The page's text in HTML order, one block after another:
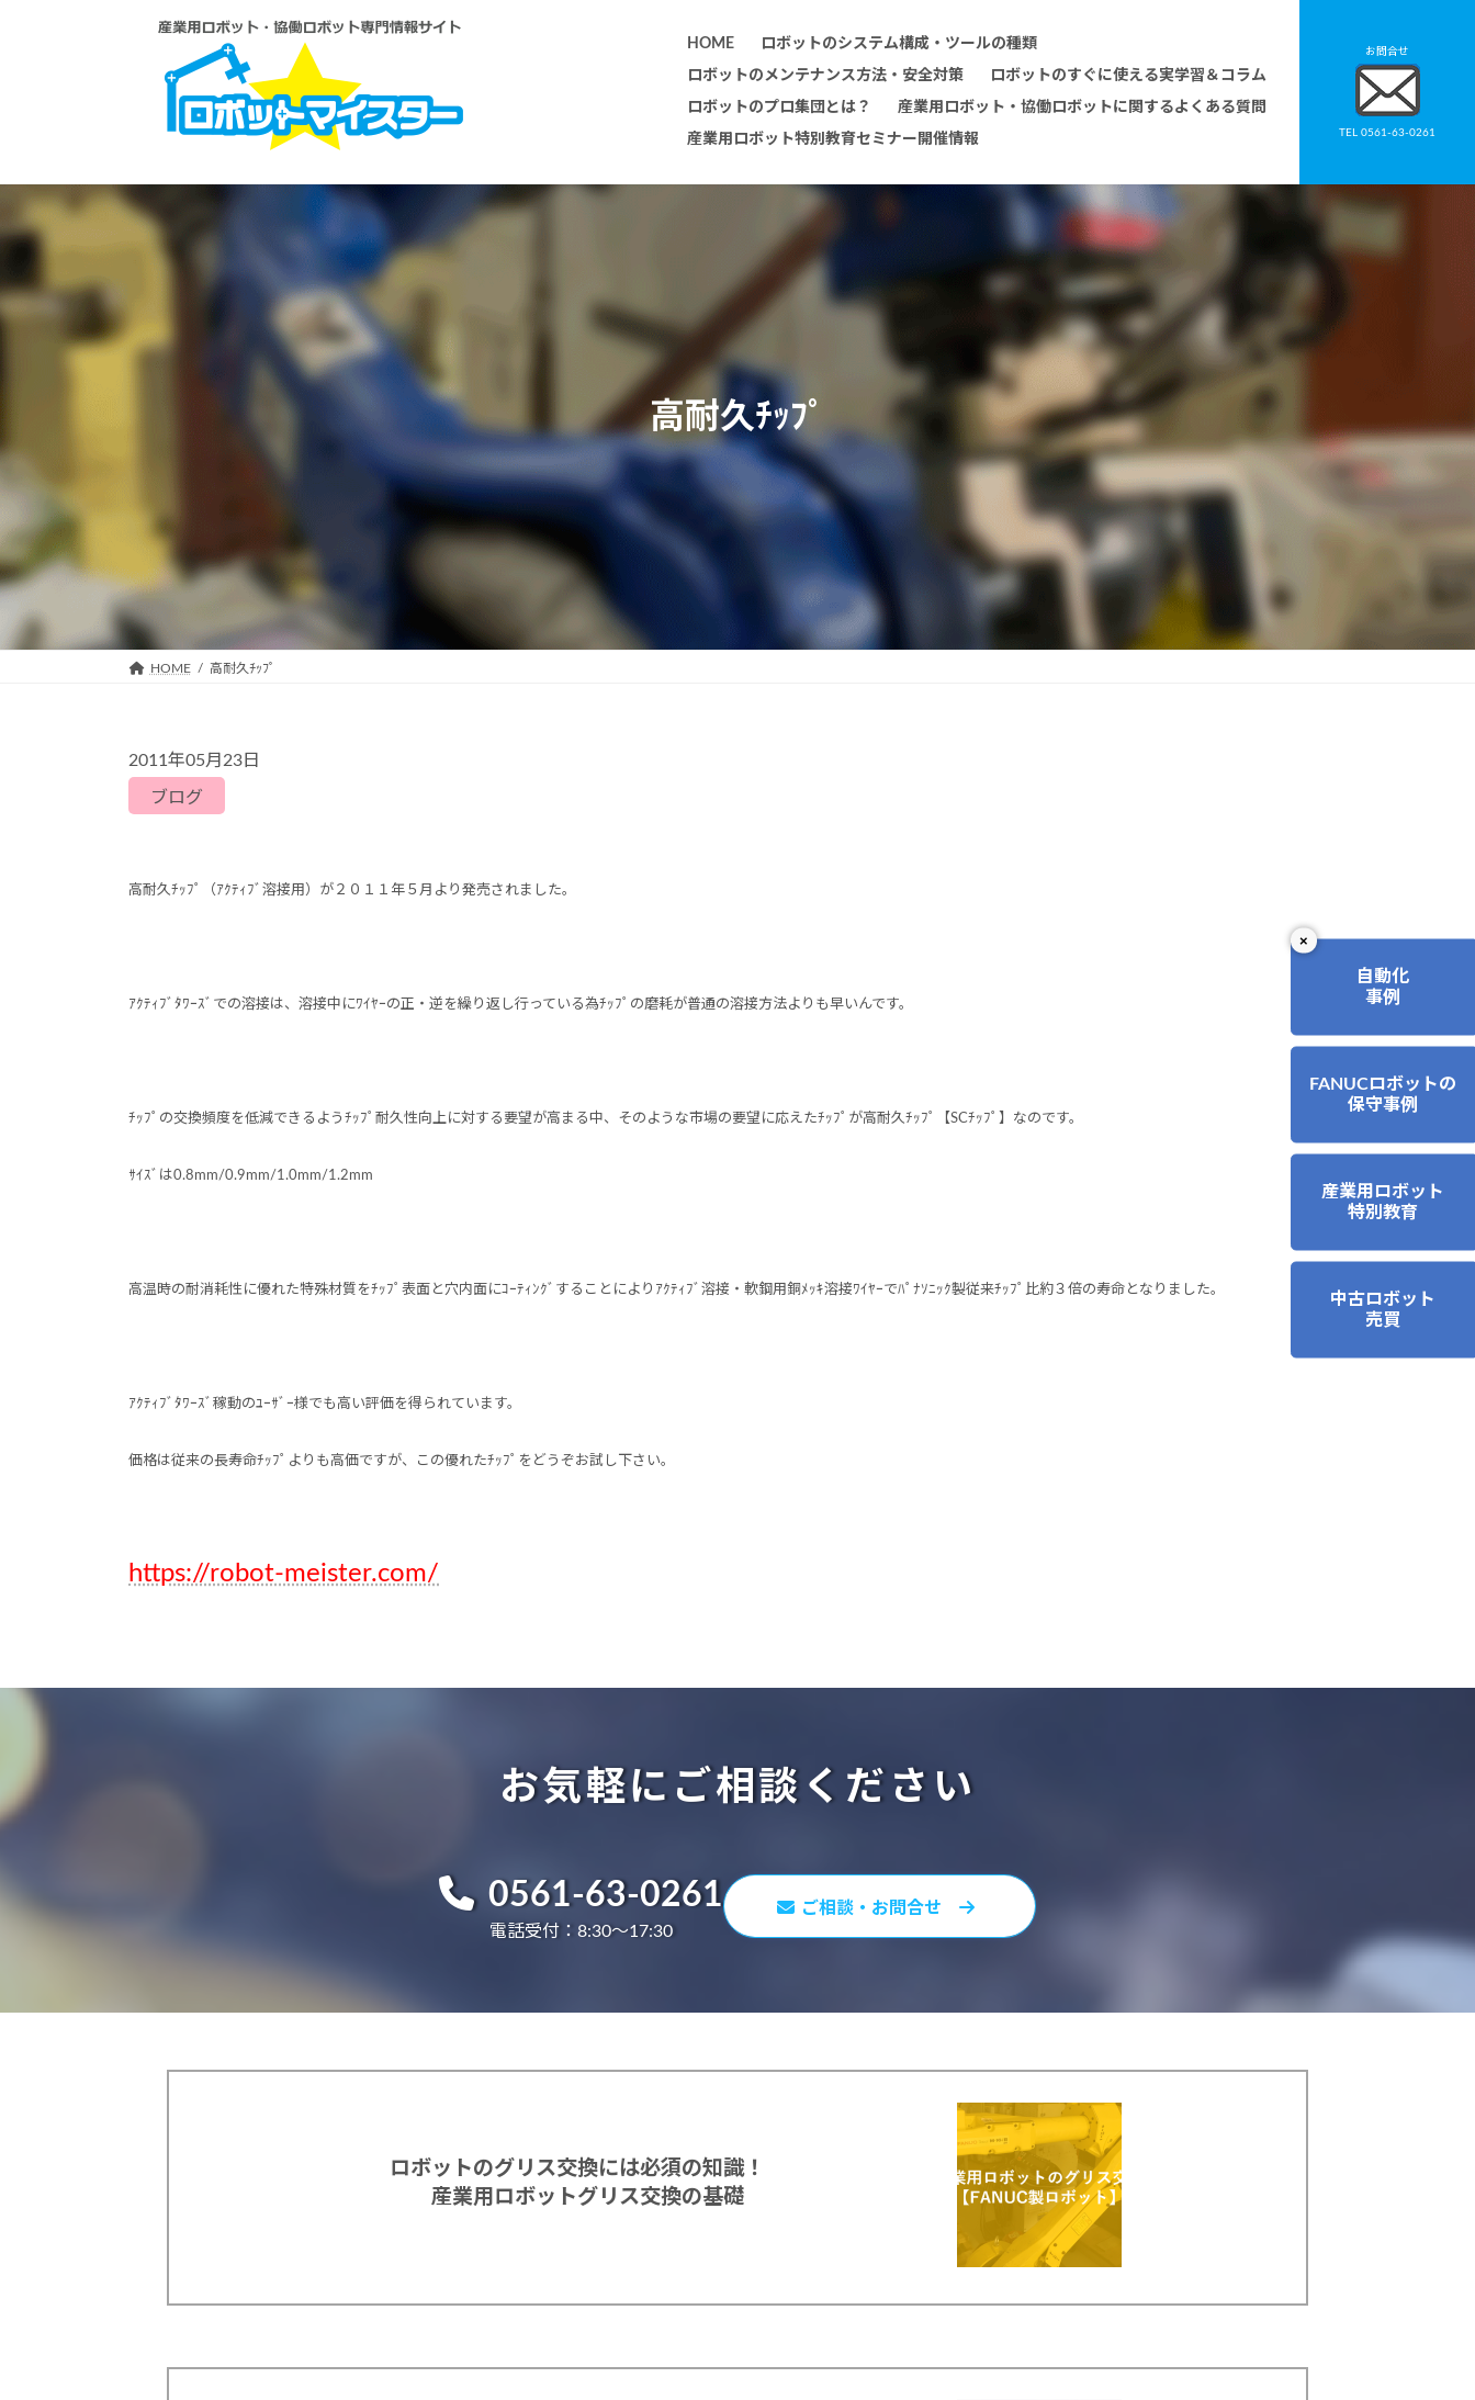
HOME ロボットのシステム構成・ツールの種類
ロボットのメンテナンス方法・安全対策 ロボットのすぐに使える実学習＆コラム
ロボットのプロ集団とは？ 産業用ロボット・協働ロボットに関するよくある質問
産業用ロボット特別教育セミナー開催情報
お問合せ
TEL 0561-63-0261
高耐久ﾁｯﾌﾟ
HOME 高耐久ﾁｯﾌﾟ
2011年05月23日
ブログ
高耐久ﾁｯﾌﾟ（ｱｸﾃｨﾌﾞ溶接用）が２０１１年５月より発売されました。
ｱｸﾃｨﾌﾞﾀﾜｰｽﾞでの溶接は、溶接中にﾜｲﾔｰの正・逆を繰り返し行っている為ﾁｯﾌﾟの磨耗が普通の溶接方法よりも早いんです。
ﾁｯﾌﾟの交換頻度を低減できるようﾁｯﾌﾟ耐久性向上に対する要望が高まる中、そのような市場の要望に応えたﾁｯﾌﾟが高耐久ﾁｯﾌﾟ【SCﾁｯﾌﾟ】なのです。
ｻｲｽﾞは0.8mm/0.9mm/1.0mm/1.2mm
高温時の耐消耗性に優れた特殊材質をﾁｯﾌﾟ表面と穴内面にｺｰﾃｨﾝｸﾞすることによりｱｸﾃｨﾌﾞ溶接・軟鋼用銅ﾒｯｷ溶接ﾜｲﾔｰでﾊﾟﾅｿﾆｯｸ製従来ﾁｯﾌﾟ比約３倍の寿命となりました。
ｱｸﾃｨﾌﾞﾀﾜｰｽﾞ稼動のﾕｰｻﾞｰ様でも高い評価を得られています。
価格は従来の長寿命ﾁｯﾌﾟよりも高価ですが、この優れたﾁｯﾌﾟをどうぞお試し下さい。
https://robot-meister.com/
お気軽にご相談ください
0561-63-0261
電話受付：8:30～17:30
ご相談・お問合せ
ロボットのグリス交換には必須の知識！
産業用ロボットグリス交換の基礎
×
自動化
事例
FANUCロボットの
保守事例
産業用ロボット
特別教育
中古ロボット
売買